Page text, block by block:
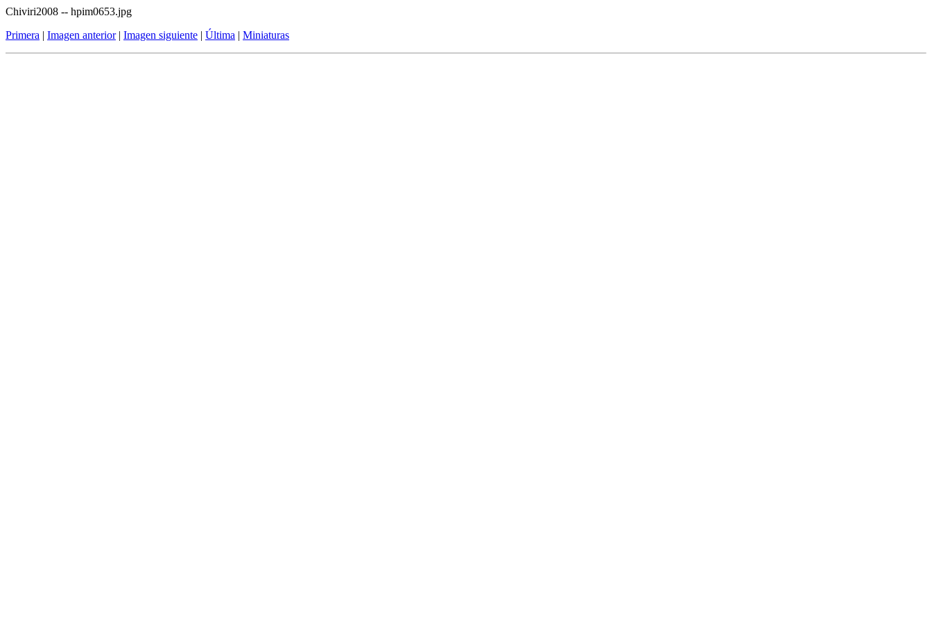
Chiviri2008 -- hpim0653.jpg
Primera | Imagen anterior| Imagen siguiente | Última | Miniaturas